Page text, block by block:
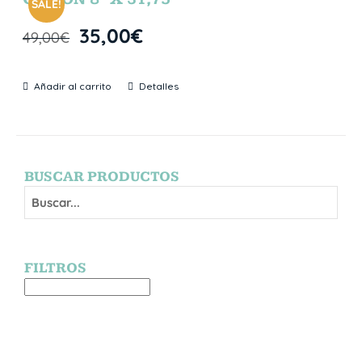
SALE!
49,00€ 35,00€
Añadir al carrito Detalles
BUSCAR PRODUCTOS
FILTROS